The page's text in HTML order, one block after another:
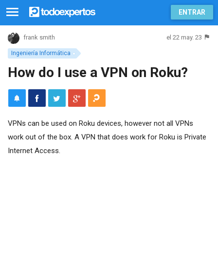
ENTRAR
Ingeniería Informática
frank smith el 22 may. 23
How do I use a VPN on Roku?
VPNs can be used on Roku devices, however not all VPNs
work out of the box. A VPN that does work for Roku is Private
Internet Access.